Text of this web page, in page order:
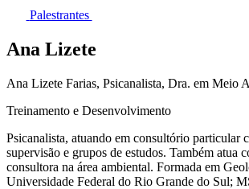
Palestrantes
Ana Lizete
Ana Lizete Farias, Psicanalista, Dra. em Meio
Treinamento e Desenvolvimento
Psicanalista, atuando em consultório particular
supervisão e grupos de estudos. Também atua
consultora na área ambiental. Formada em
Universidade Federal do Rio Grande do Sul;